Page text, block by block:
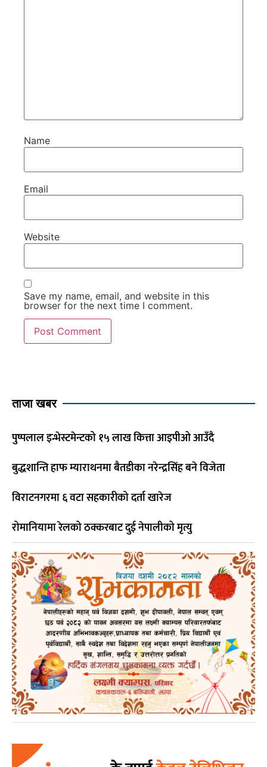
Name
Email
Website
Save my name, email, and website in this
browser for the next time I comment.
ताजा खबर
पुष्पलाल इन्भेस्टमेन्टको १५ लाख कित्ता आइपीओ आउँदै
बुद्धशान्ति हाफ म्याराथनमा बैतडीका नरेन्द्रसिंह बने विजेता
विराटनगरमा ६ वटा सहकारीको दर्ता खारेज
रोमानियामा रेलको ठक्करबाट दुई नेपालीको मृत्यु